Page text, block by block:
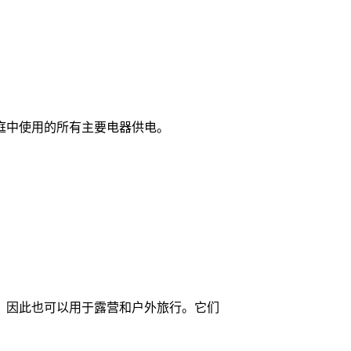
使用的所有主要电器供电。
此也可以用于露营和户外旅行。它们